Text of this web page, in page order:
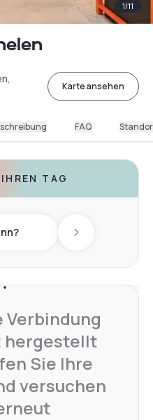
1/11
Karte ansehen
FAQ
TAG
Next day
Verbindung
hergestellt
Sie Ihre
versuchen